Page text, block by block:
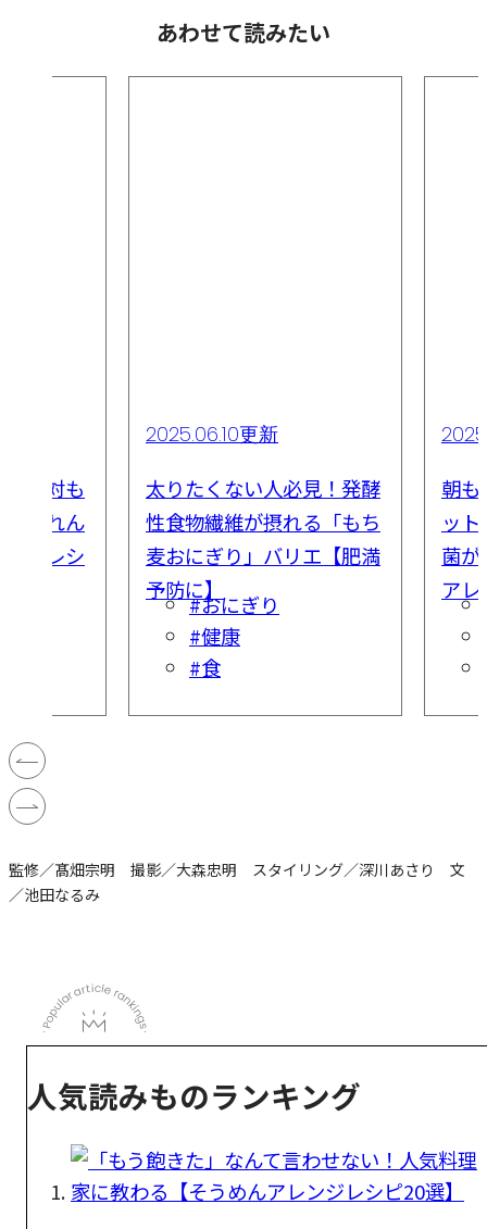
あわせて読みたい
…絶対も
ほうれん
単レシ
2025.06.10更新
太りたくない人必見！発酵
性食物繊維が摂れる「もち
麦おにぎり」バリエ【肥満
予防に】
#おにぎり
#健康
#食
朝も
ッ
菌が
ア
監修／髙畑宗明 撮影／大森忠明 スタイリング／深川あさり 文
／池田なるみ
人気読みものランキング